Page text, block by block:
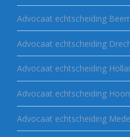
Advocaat echtscheiding
Advocaat echtscheiding
Advocaat echtscheiding
Advocaat echtscheiding
Advocaat echtscheiding